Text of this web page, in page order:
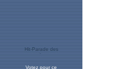
Votez pour ce